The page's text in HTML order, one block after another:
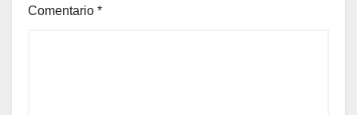
Comentario *